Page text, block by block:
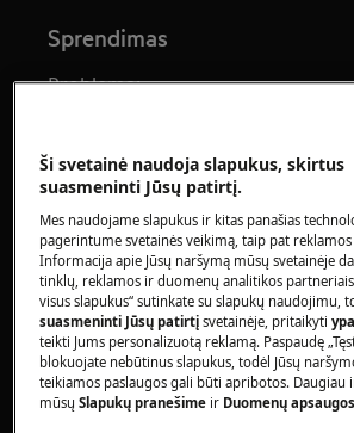
Sprendimas
Problema:
ekrane rodomas klaidos
Šaldytuvui
Šaldytuvui-šaldikliui
Sprendimas:
1. Kreipkitės į įgaliotąjį
centrą.
Ši svetainė naudoja slapukus, skirtus
suasmeninti Jūsų patirtį.
Mes naudojame slapukus ir kitas panašias
pagerintume svetainės veikimą, taip pat
Informacija apie Jūsų naršymą mūsų svetainėje
tinklų, reklamos ir duomenų analitikos
visus slapukus“ sutinkate su slapukų naudojimu,
suasmeninti Jūsų patirtįsvetainėje, pritaikyti
teikti Jums personalizuotą reklamą. Paspaudę
blokuojate nebūtinus slapukus, todėl Jūsų
teikiamos paslaugos gali būti apribotos. Daugiau
mūsųSlapukų pranešime ir Duomenų